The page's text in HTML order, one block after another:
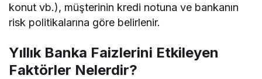
konut vb.), müşterinin kredi notuna ve bankanın
risk politikalarına göre belirlenir.
Yıllık Banka Faizlerini Etkileyen
Faktörler Nelerdir?